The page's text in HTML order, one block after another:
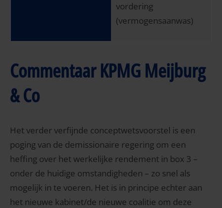
vordering
(vermogensaanwas)
Commentaar KPMG Meijburg
& Co
Het verder verfijnde conceptwetsvoorstel is een
poging van de demissionaire regering om een
heffing over het werkelijke rendement in box 3 –
onder de huidige omstandigheden – zo snel als
mogelijk in te voeren. Het is in principe echter aan
het nieuwe kabinet/de nieuwe coalitie om deze